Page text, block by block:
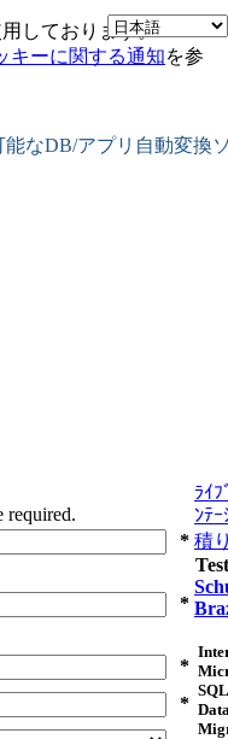
しております。
キーに関する通知を参
なDB/アプリ自動変換
required.
*
*
*
*
ﾗｲﾌ
ﾝﾃｰ
積